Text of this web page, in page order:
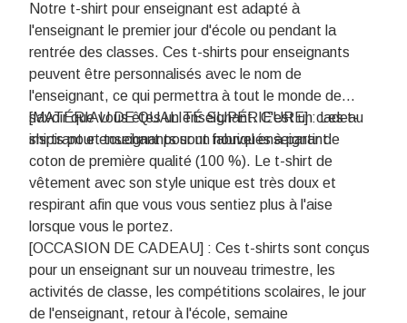
Notre t-shirt pour enseignant est adapté à
l'enseignant le premier jour d'école ou pendant la
rentrée des classes. Ces t-shirts pour enseignants
peuvent être personnalisés avec le nom de
l'enseignant, ce qui permettra à tout le monde de
savoir que vous êtes un enseignant. C'est un cadeau
inspirant et touchant pour un nouvel enseignant.
[MATÉRIAU DE QUALITÉ SUPÉRIEURE] : Les t-
shirts pour enseignants sont fabriqués à partir de
coton de première qualité (100 %). Le t-shirt de
vêtement avec son style unique est très doux et
respirant afin que vous vous sentiez plus à l'aise
lorsque vous le portez.
[OCCASION DE CADEAU] : Ces t-shirts sont conçus
pour un enseignant sur un nouveau trimestre, les
activités de classe, les compétitions scolaires, le jour
de l'enseignant, retour à l'école, semaine